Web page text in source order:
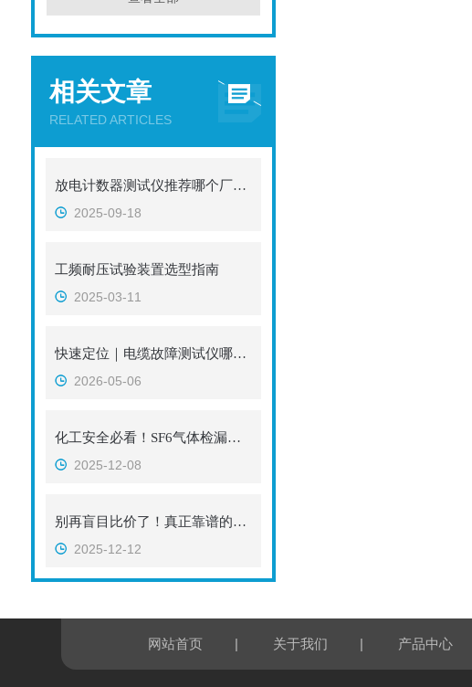
相关文章
RELATED ARTICLES
放电计数器测试仪推荐哪个厂家？武汉特高压电力以专业性能赢得用户认可
2025-09-18
工频耐压试验装置选型指南
2025-03-11
快速定位｜电缆故障测试仪哪个厂家好？选武汉特高压，技术品质服务三位一体
2026-05-06
化工安全必看！SF6气体检漏仪TOP3 武汉两企口碑出圈
2025-12-08
别再盲目比价了！真正靠谱的2家六氟化硫气体检测仪生产厂家在这！
2025-12-12
网站首页 | 关于我们 | 产品中心